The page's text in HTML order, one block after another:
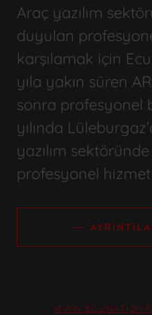
Araç yazılım
duyulan
karşılamak için
yıla yakın süren
sonra profesyonel
yılında
yazılım
profesyonel